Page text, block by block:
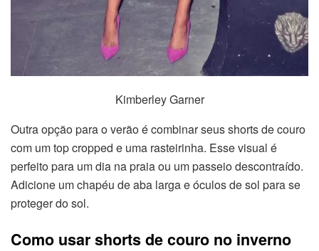
Kimberley Garner
Outra opção para o verão é combinar seus shorts de couro
com um top cropped e uma rasteirinha. Esse visual é
perfeito para um dia na praia ou um passeio descontraído.
Adicione um chapéu de aba larga e óculos de sol para se
proteger do sol.
Como usar shorts de couro no inverno